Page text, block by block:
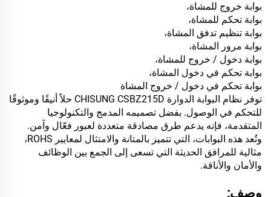
بوابة خروج للمشاة،
بوابة تحكم للمشاة،
بوابة تنظيم تدفق المشاة،
بوابة مرور المشاة،
بوابة دخول / خروج للمشاة،
بوابة تحكم في دخول المشاة،
بوابة تحكم في دخول / خروج المشاة
توفر نظام البوابة الدوارة CHISUNG CSBZ215D حلاً أنيقًا وموثوقًا
للتحكم في الوصول. بفضل تصميمه المدمج والتكنولوجيا
المتقدمة، فإنه يدعم طرق مصادقة متعددة لعبور فعّال وآمن.
وتُعد هذه البوابات، التي تتميز بالمتانة والامتثال لمعايير ROHS،
مثالية للمرافق الحديثة التي تسعى إلى الجمع بين الوظائف
والأمان والأناقة.
وصف: